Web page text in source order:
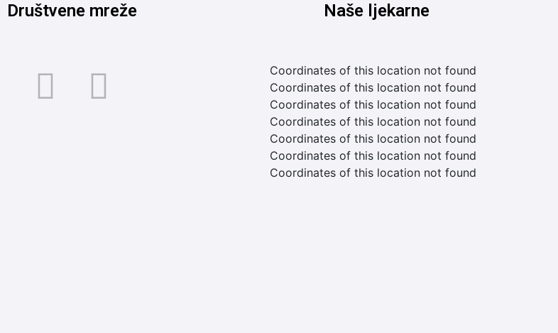
Društvene mreže Naše ljekarne
Coordinates of this location not found
Coordinates of this location not found
Coordinates of this location not found
Coordinates of this location not found
Coordinates of this location not found
Coordinates of this location not found
Coordinates of this location not found